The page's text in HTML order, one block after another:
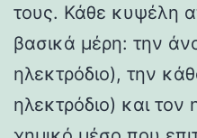
τους. Κάθε κυψέλη
βασικά μέρη: την
ηλεκτρόδιο), την
ηλεκτρόδιο) και τον